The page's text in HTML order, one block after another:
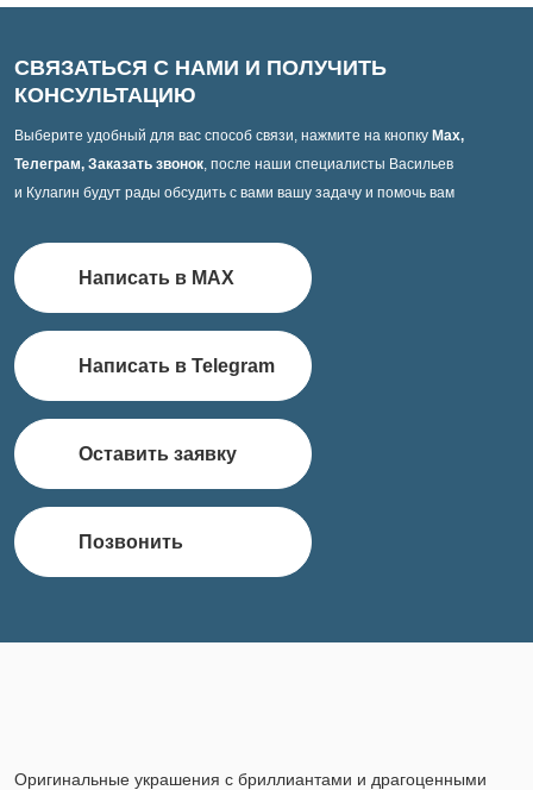
СВЯЗАТЬСЯ С НАМИ И ПОЛУЧИТЬ
КОНСУЛЬТАЦИЮ
Выберите удобный для вас способ связи, нажмите на кнопку Max,
Телеграм, Заказать звонок, после наши специалисты Васильев
и Кулагин будут рады обсудить с вами вашу задачу и помочь вам
Написать в MAX
Написать в Telegram
Оставить заявку
Позвонить
Оригинальные украшения с бриллиантами и драгоценными